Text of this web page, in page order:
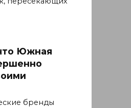
Южная
бренды